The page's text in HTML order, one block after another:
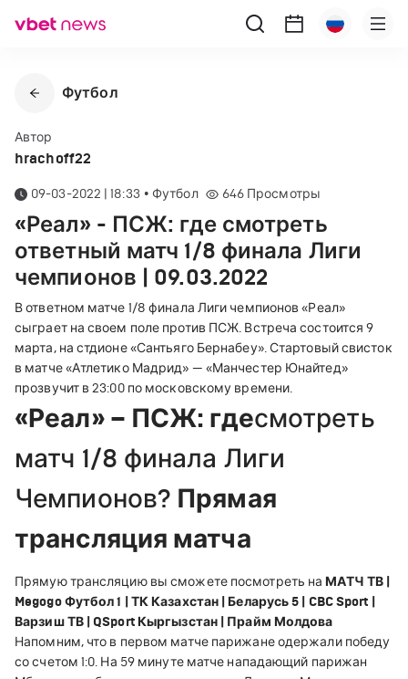
Футбол
Автор
hrachoff22
09-03-2022 | 18:33 • Футбол 646 Просмотры
«Реал» - ПСЖ: где смотреть
ответный матч 1/8 финала Лиги
чемпионов | 09.03.2022
В ответном матче 1/8 финала Лиги чемпионов «Реал»
сыграет на своем поле против ПСЖ. Встреча состоится 9
марта, на стдионе «Сантьяго Бернабеу». Стартовый свисток
в матче «Атлетико Мадрид» — «Манчестер Юнайтед»
прозвучит в 23:00 по московскому времени.
«Реал» – ПСЖ: гдесмотреть
матч 1/8 финала Лиги
Чемпионов? Прямая
трансляция матча
Прямую трансляцию вы сможете посмотреть на МАТЧ ТВ |
Megogo Футбол 1 | ТК Казахстан | Беларусь 5 | CBC Sport |
Варзиш ТВ | QSport Кыргызстан | Прайм Молдова
Напомним, что в первом матче парижане одержали победу
со счетом 1:0. На 59 минуте матче нападающий парижан